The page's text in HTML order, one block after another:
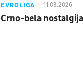
EVROLIGA 11.03.2026
Crno-bela